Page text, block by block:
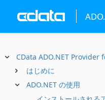
CData ADO.NET Provider
はじめに
ADO.NET の使用